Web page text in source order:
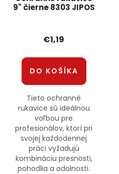
9" čierne 8303 JIPOS
€1,19
DO KOŠÍKA
Tieto ochranné
rukavice sú ideálnou
voľbou pre
profesionálov, ktorí pri
svojej každodennej
práci vyžadujú
kombináciu presnosti,
pohodlia a odolnosti.